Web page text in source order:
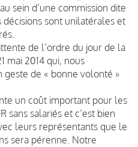
sein d’une commission dite
sont unilatérales et
de l’ordre du jour de la
mai 2014 qui, nous
geste de « bonne volonté »
un coût important pour les
sans salariés et c’est bien
leurs représentants que le
sera pérenne. Notre